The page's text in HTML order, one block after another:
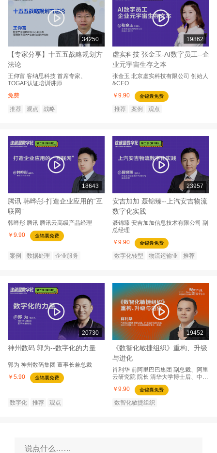
34250
【专家分享】十五五战略规划方
法论
王仰富 客纳思科技 首席专家、
TOGAF认证培训讲师
免费
推荐
观点 战略
19862
虚实科技 张金玉-AI数字员工--企
业元宇宙生存之本
张金玉 北京虚实科技有限公司 创始人
&CEO
￥9.90
金锦囊免费
推荐 案例 观点
18643
腾讯 韩晔彤-打造企业应用的“互
联网”
韩晔彤 腾讯 腾讯云高级产品经理
￥9.90
金锦囊免费
案例 数据处理 企业服务
23957
安吉加加 聂锦臻--上汽安吉物流
数字化实践
聂锦臻 安吉加加信息技术有限公司 副
总经理
￥9.90
金锦囊免费
数字化转型 物流运输业 推荐
20730
神州数码 郭为--数字化的力量
郭为 神州数码集团 董事长兼总裁
￥5.90
金锦囊免费
数字化 推荐 观点
19452
《数智化敏捷组织》重构、升级
与进化
肖利华 前阿里巴巴集团 副总裁、阿里
云研究院 院长 清华大学博士后、中科
院管理学博士、教授
￥9.90 金锦囊免费
数智化敏捷组织